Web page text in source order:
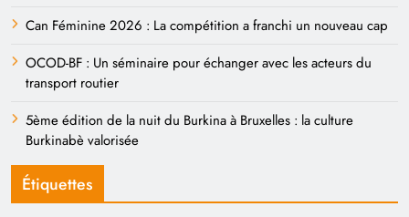
Can Féminine 2026 : La compétition a franchi un nouveau cap
OCOD-BF : Un séminaire pour échanger avec les acteurs du
transport routier
5ème édition de la nuit du Burkina à Bruxelles : la culture
Burkinabè valorisée
Étiquettes